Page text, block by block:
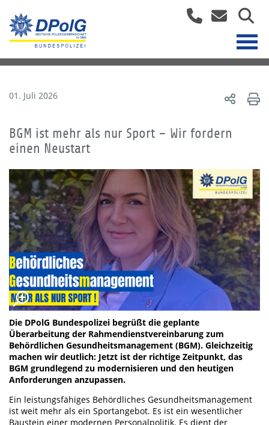
01. Juli 2026
BGM ist mehr als nur Sport – Wir fordern
einen Neustart
Die DPolG Bundespolizei begrüßt die geplante
Überarbeitung der Rahmendienstvereinbarung zum
Behördlichen Gesundheitsmanagement (BGM). Gleichzeitig
machen wir deutlich: Jetzt ist der richtige Zeitpunkt, das
BGM grundlegend zu modernisieren und den heutigen
Anforderungen anzupassen.
Ein leistungsfähiges Behördliches Gesundheitsmanagement
ist weit mehr als ein Sportangebot. Es ist ein wesentlicher
Baustein einer modernen Personalpolitik. Es dient der